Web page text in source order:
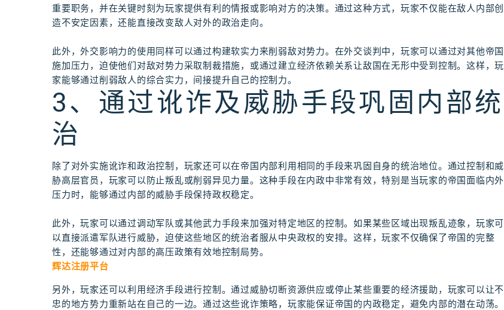
重要职务，并在关键时刻为玩家提供有利的情报或影响对方的决策。通过这种方式，玩家不仅能在敌人内部创
造不安定因素，还能直接改变敌人对外的政治走向。
此外，外交影响力的使用同样可以通过构建软实力来削弱敌对势力。在外交谈判中，玩家可以通过对其他帝国
施加压力，迫使他们对敌对势力采取制裁措施，或通过建立经济依赖关系让敌国在无形中受到控制。这样，玩
家能够通过削弱敌人的综合实力，间接提升自己的控制力。
3、通过讹诈及威胁手段巩固内部统
治
除了对外实施讹诈和政治控制，玩家还可以在帝国内部利用相同的手段来巩固自身的统治地位。通过控制和威
胁高层官员，玩家可以防止叛乱或削弱异见力量。这种手段在内政中非常有效，特别是当玩家的帝国面临内外
压力时，能够通过内部的威胁手段保持政权稳定。
此外，玩家可以通过调动军队或其他武力手段来加强对特定地区的控制。如果某些区域出现叛乱迹象，玩家可
以直接派遣军队进行威胁，迫使这些地区的统治者服从中央政权的安排。这样，玩家不仅确保了帝国的完整
性，还能够通过对内部的高压政策有效地控制局势。
辉达注册平台
另外，玩家还可以利用经济手段进行控制。通过威胁切断资源供应或停止某些重要的经济援助，玩家可以让不
忠的地方势力重新站在自己的一边。通过这些讹诈策略，玩家能保证帝国的内政稳定，避免内部的潜在动荡。